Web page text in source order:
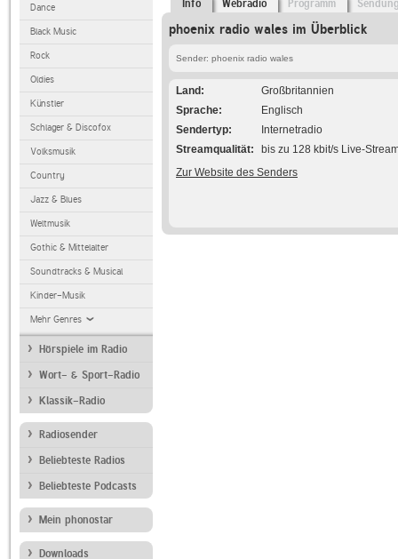
Dance
Black Music
Rock
Oldies
Künstler
Schlager & Discofox
Volksmusik
Country
Jazz & Blues
Weltmusik
Gothic & Mittelalter
Soundtracks & Musical
Kinder-Musik
Mehr Genres
Hörspiele im Radio
Wort- & Sport-Radio
Klassik-Radio
Radiosender
Beliebteste Radios
Beliebteste Podcasts
Mein phonostar
Downloads
Info Webradio Programm
phoenix radio wales im Überblick
Sender: phoenix radio wales
Land
Großbritannien
Sprache
Englisch
Sendertyp
Internetradio
Streamqualität
bis zu 128 kbit/s Live-
Zur Website des Senders